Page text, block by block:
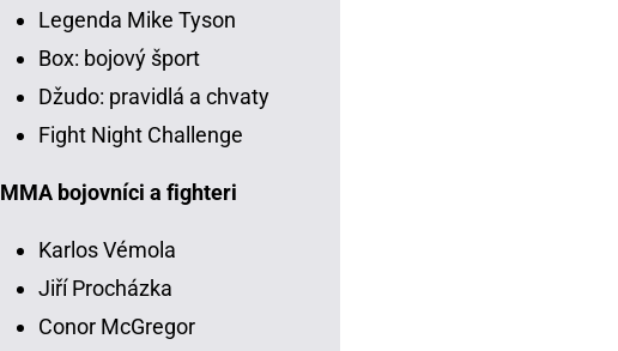
Legenda Mike Tyson
Box: bojový šport
Džudo: pravidlá a chvaty
Fight Night Challenge
MMA bojovníci a fighteri
Karlos Vémola
Jiří Procházka
Conor McGregor